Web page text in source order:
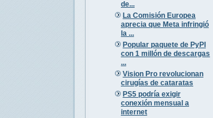
de...
La Comisión Europea
aprecia que Meta infringió
la ...
Popular paquete de PyPI
con 1 millón de descargas
...
Vision Pro revolucionan
cirugías de cataratas
PS5 podría exigir
conexión mensual a
internet